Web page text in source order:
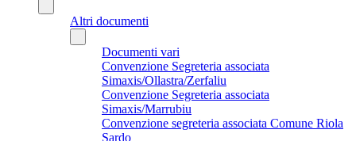
Altri documenti
Documenti vari
Convenzione Segreteria associata
Simaxis/Ollastra/Zerfaliu
Convenzione Segreteria associata
Simaxis/Marrubiu
Convenzione segreteria associata Comune Riola
Sardo